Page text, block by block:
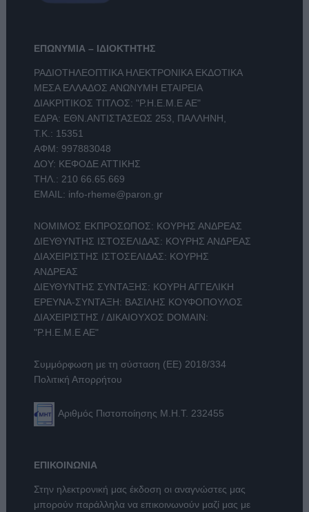
ΕΠΩΝΥΜΙΑ – ΙΔΙΟΚΤΗΤΗΣ
ΡΑΔΙΟΤΗΛΕΟΠΤΙΚΑ ΗΛΕΚΤΡΟΝΙΚΑ ΕΚΔΟΤΙΚΑ
ΜΕΣΑ ΕΛΛΑΔΟΣ ΑΝΩΝΥΜΗ ΕΤΑΙΡΕΙΑ
ΔΙΑΚΡΙΤΙΚΟΣ ΤΙΤΛΟΣ: "Ρ.Η.Ε.Μ.Ε ΑΕ"
ΕΔΡΑ: ΕΘΝ.ΑΝΤΙΣΤΑΣΕΩΣ 253, ΠΑΛΛΗΝΗ,
Τ.Κ.: 15351
ΑΦΜ: 997883048
ΔΟΥ: ΚΕΦΟΔΕ ΑΤΤΙΚΗΣ
ΤΗΛ.: 210 66.65.669
EMAIL: info-rheme@paron.gr
ΝΟΜΙΜΟΣ ΕΚΠΡΟΣΩΠΟΣ: ΚΟΥΡΗΣ ΑΝΔΡΕΑΣ
ΔΙΕΥΘΥΝΤΗΣ ΙΣΤΟΣΕΛΙΔΑΣ: ΚΟΥΡΗΣ ΑΝΔΡΕΑΣ
ΔΙΑΧΕΙΡΙΣΤΗΣ ΙΣΤΟΣΕΛΙΔΑΣ: ΚΟΥΡΗΣ
ΑΝΔΡΕΑΣ
ΔΙΕΥΘΥΝΤΗΣ ΣΥΝΤΑΞΗΣ: ΚΟΥΡΗ ΑΓΓΕΛΙΚΗ
ΕΡΕΥΝΑ-ΣΥΝΤΑΞΗ: ΒΑΣΙΛΗΣ ΚΟΥΦΟΠΟΥΛΟΣ
ΔΙΑΧΕΙΡΙΣΤΗΣ / ΔΙΚΑΙΟΥΧΟΣ DOMAIN:
"Ρ.Η.Ε.Μ.Ε ΑΕ"
Συμμόρφωση με τη σύσταση (ΕΕ) 2018/334
Πολιτική Απορρήτου
Αριθμός Πιστοποίησης Μ.Η.Τ. 232455
ΕΠΙΚΟΙΝΩΝΙΑ
Στην ηλεκτρονική μας έκδοση οι αναγνώστες μας
μπορούν παράλληλα να επικοινωνούν μαζί μας με